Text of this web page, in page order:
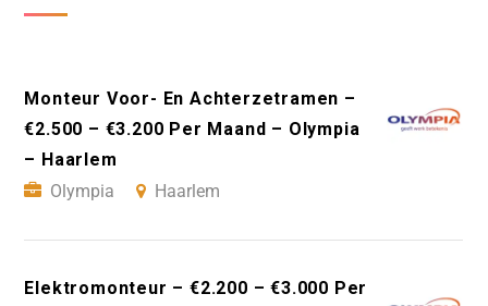
Monteur Voor- En Achterzetramen –
€2.500 – €3.200 Per Maand – Olympia
– Haarlem
Olympia
Haarlem
Elektromonteur – €2.200 – €3.000 Per